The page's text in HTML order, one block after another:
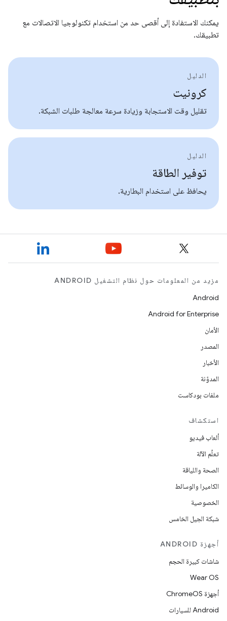
يمكنك الاستفادة إلى أقصى حد من استخدام تكنولوجيا الاتصالات مع
تطبيقك.
الدليل
كرونيت
تقليل وقت الاستجابة وزيادة سرعة معالجة طلبات الشبكة.
الدليل
توفير الطاقة
يحافظ على استخدام البطارية.
مزيد من المعلومات حول نظام التشغيل ANDROID
Android
Android for Enterprise
الأمان
المصدر
الأخبار
المدوّنة
ملفات بودكاست
استكشاف
ألعاب فيديو
تعلُم الآلة
الصحة واللياقة
الكاميرا والوسائط
الخصوصية
شبكة الجيل الخامس
أجهزة ANDROID
شاشات كبيرة الحجم
Wear OS
أجهزة ChromeOS
Android للسيارات